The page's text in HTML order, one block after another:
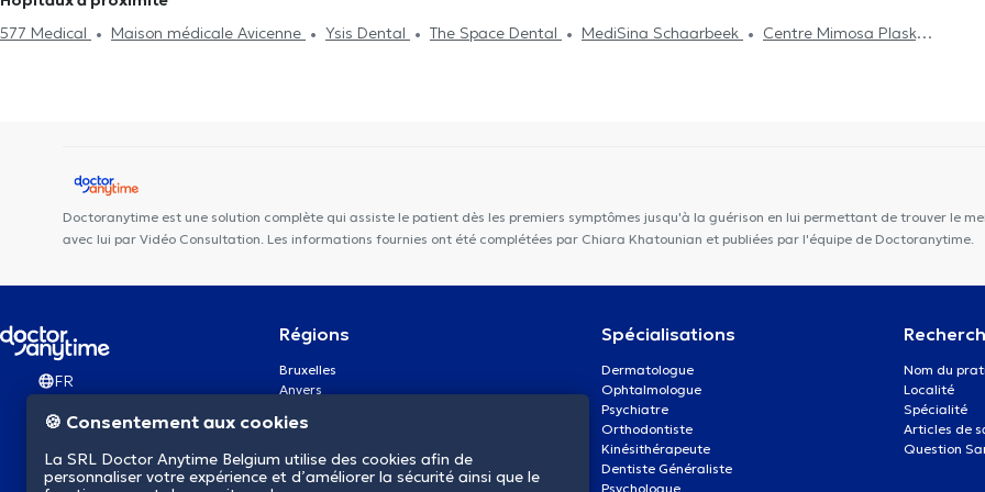
577 Medical
Maison médicale Avicenne Ysis Dental The Space Dental MediSina Schaarbeek
Centre Mimosa Plasky
Doctoranytime est une solution complète qui assiste le patient dès les premiers symptômes jusqu'à la guérison en lui permettant de trouver le
avec lui par Vidéo Consultation. Les informations fournies ont été complétées par Chiara Khatounian et publiées par l'équipe de Doctoranytime.
FR
Régions
Bruxelles
Anvers
Charleroi
Bruges
Namur
Spécialisations
Dermatologue
Ophtalmologue
Psychiatre
Orthodontiste
Kinésithérapeute
Dentiste Généraliste
Psychologue
Nom du
Localité
Spécialité
Articles de
Question
🍪 Consentement aux cookies
La SRL Doctor Anytime Belgium utilise des cookies afin de
personnaliser votre expérience et d’améliorer la sécurité ainsi que le